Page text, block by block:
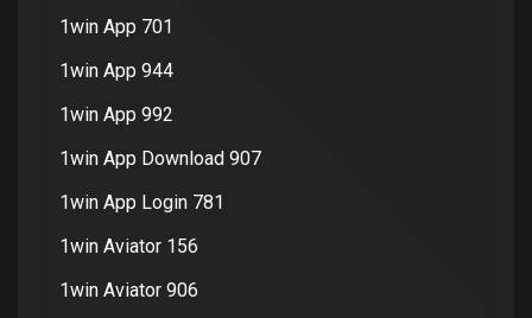
1win App 701
1win App 944
1win App 992
1win App Download 907
1win App Login 781
1win Aviator 156
1win Aviator 906